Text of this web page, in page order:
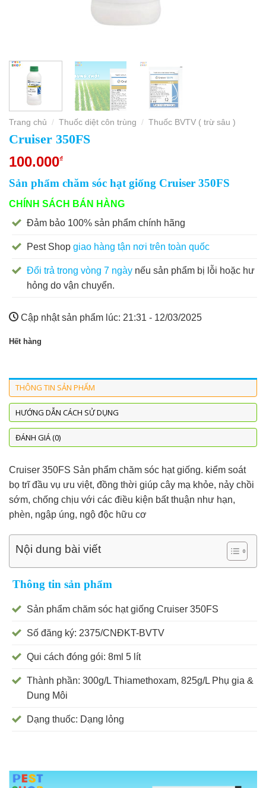
Trang chủ / Thuốc diệt côn trùng / Thuốc BVTV ( trừ sâu )
Cruiser 350FS
100.000₫
Sản phẩm chăm sóc hạt giống Cruiser 350FS
CHÍNH SÁCH BÁN HÀNG
Đảm bảo 100% sản phẩm chính hãng
Pest Shop giao hàng tận nơi trên toàn quốc
Đổi trả trong vòng 7 ngày nếu sản phẩm bị lỗi hoặc hư
hỏng do vận chuyển.
Cập nhật sản phẩm lúc: 21:31 - 12/03/2025
Hết hàng
THÔNG TIN SẢN PHẨM
HƯỚNG DẪN CÁCH SỬ DỤNG
ĐÁNH GIÁ (0)
Cruiser 350FS Sản phẩm chăm sóc hạt giống. kiểm soát
bọ trĩ đầu vụ ưu việt, đồng thời giúp cây mạ khỏe, nảy chồi
sớm, chống chịu với các điều kiện bất thuận như hạn,
phèn, ngập úng, ngộ độc hữu cơ
Nội dung bài viết
Thông tin sản phẩm
Sản phẩm chăm sóc hạt giống Cruiser 350FS
Số đăng ký: 2375/CNĐKT-BVTV
Qui cách đóng gói: 8ml 5 lít
Thành phần: 300g/L Thiamethoxam, 825g/L Phụ gia &
Dung Môi
Dạng thuốc: Dạng lỏng